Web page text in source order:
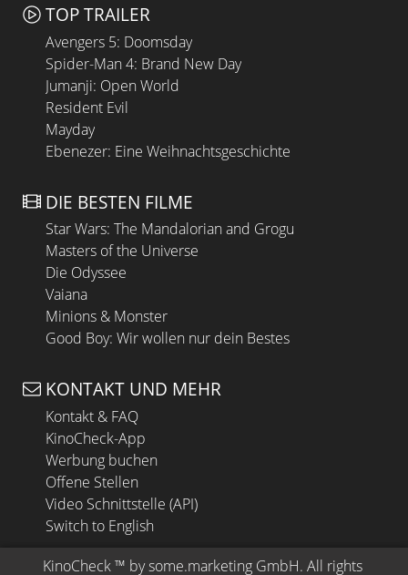
TOP TRAILER
Avengers 5: Doomsday
Spider-Man 4: Brand New Day
Jumanji: Open World
Resident Evil
Mayday
Ebenezer: Eine Weihnachtsgeschichte
DIE BESTEN FILME
Star Wars: The Mandalorian and Grogu
Masters of the Universe
Die Odyssee
Vaiana
Minions & Monster
Good Boy: Wir wollen nur dein Bestes
KONTAKT UND MEHR
Kontakt & FAQ
KinoCheck-App
Werbung buchen
Offene Stellen
Video Schnittstelle (API)
Switch to English
KinoCheck ™ by some.marketing GmbH. All rights